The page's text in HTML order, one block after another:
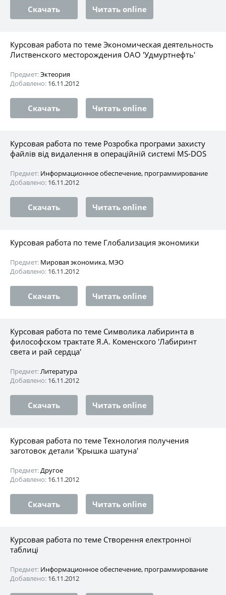
Скачать Читать online
Курсовая работа по теме Экономическая деятельность
Лиственского месторождения ОАО 'Удмуртнефть'
Предмет:Эктеория
Добавлено: 16.11.2012
Скачать Читать online
Курсовая работа по теме Розробка програми захисту
файлів від видалення в операційній системі MS-DOS
Предмет: Информационное обеспечение, программирование
Добавлено: 16.11.2012
Скачать Читать online
Курсовая работа по теме Глобализация экономики
Предмет: Мировая экономика, МЭО
Добавлено: 16.11.2012
Скачать Читать online
Курсовая работа по теме Символика лабиринта в
философском трактате Я.А. Коменского 'Лабиринт
света и рай сердца'
Предмет:Литература
Добавлено: 16.11.2012
Скачать Читать online
Курсовая работа по теме Технология получения
заготовок детали 'Крышка шатуна'
Предмет:Другое
Добавлено: 16.11.2012
Скачать Читать online
Курсовая работа по теме Створення електронної
таблиці
Предмет: Информационное обеспечение, программирование
Добавлено: 16.11.2012